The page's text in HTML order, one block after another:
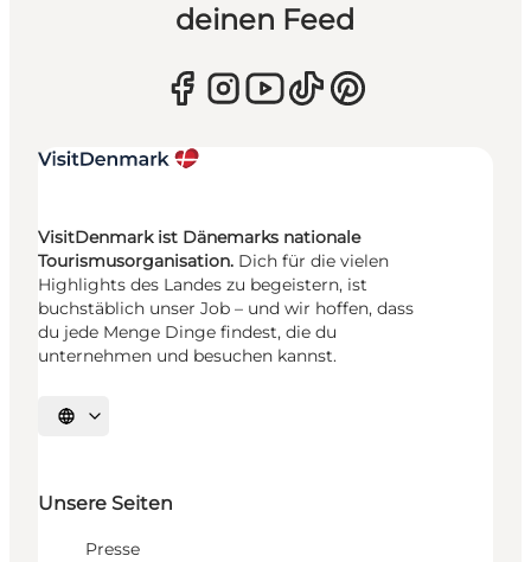
deinen Feed
VisitDenmark ist Dänemarks nationale
Tourismusorganisation. Dich für die vielen
Highlights des Landes zu begeistern, ist
buchstäblich unser Job – und wir hoffen, dass
du jede Menge Dinge findest, die du
unternehmen und besuchen kannst.
Sprache auswählen
Unsere Seiten
Presse